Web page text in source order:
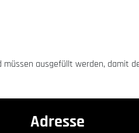
ausgefüllt werden, damit
Adresse